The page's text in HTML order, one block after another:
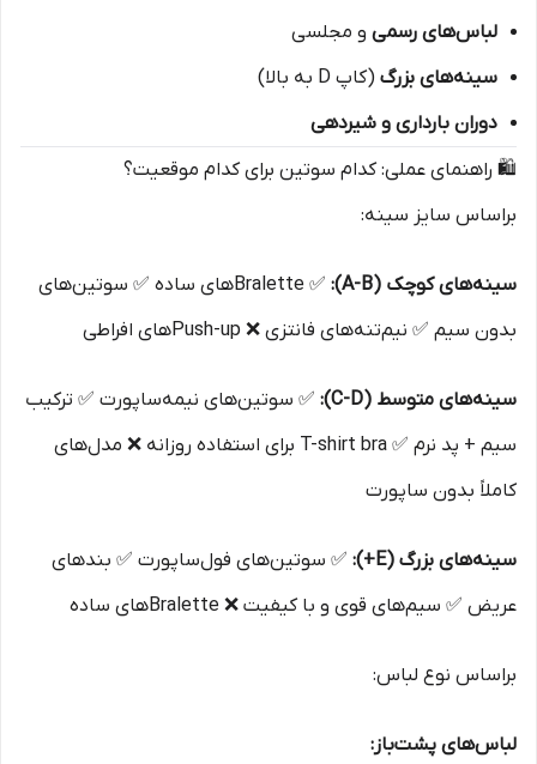
لباس‌های رسمی و مجلسی
سینه‌های بزرگ (کاپ D به بالا)
دوران بارداری و شیردهی
🛍️ راهنمای عملی: کدام سوتین برای کدام موقعیت؟
براساس سایز سینه:
سینه‌های کوچک (A-B):
✅ Bralette‌های ساده ✅ سوتین‌های
بدون سیم ✅ نیم‌تنه‌های فانتزی ❌ Push-up‌های افراطی
سینه‌های متوسط (C-D):
✅ سوتین‌های نیمه‌ساپورت ✅ ترکیب
سیم + پد نرم ✅ T-shirt bra برای استفاده روزانه ❌ مدل‌های
کاملاً بدون ساپورت
سینه‌های بزرگ (E+):
✅ سوتین‌های فول‌ساپورت ✅ بندهای
عریض ✅ سیم‌های قوی و با کیفیت ❌ Bralette‌های ساده
براساس نوع لباس:
لباس‌های پشت‌باز: